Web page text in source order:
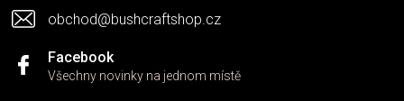
obchod@bushcraftshop.cz
Facebook
Všechny novinky na jednom místě